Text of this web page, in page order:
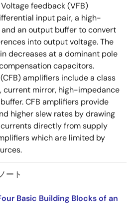
Voltage feedback (VFB)
input pair, a high-
an output buffer to convert
into output voltage. The
decreases at a dominant pole
capacitors.
amplifiers include a class
current mirror, high-impedance
CFB amplifiers provide
higher slew rates by drawing
directly from supply
which are limited by
ート
Basic Building Blocks of an